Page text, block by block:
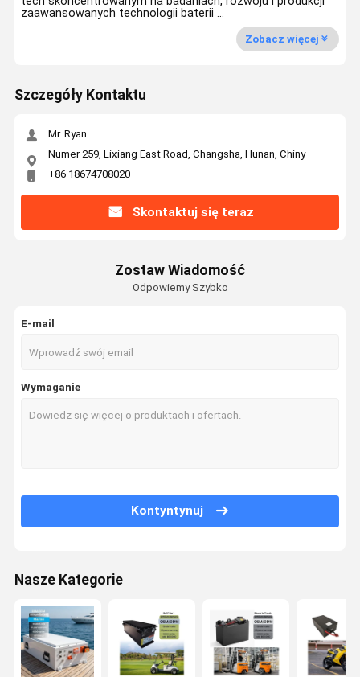
zaawansowanych technologii baterii ...
Zobacz więcej
Szczegóły Kontaktu
Mr. Ryan
Numer 259, Lixiang East Road, Changsha, Hunan, Chiny
+86 18674708020
Skontaktuj się teraz
Zostaw Wiadomość
Odpowiemy Szybko
E-mail
Wymaganie
Kontyntynuj
Nasze Kategorie